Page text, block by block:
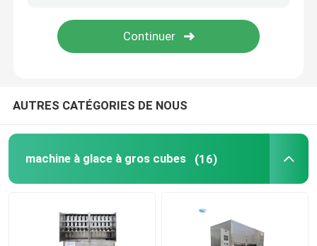
Broyeur de glace industriel
Congélateur de chambre froide
Mélangeur de crème glacée commercial
AUTRES CATÉGORIES DE NOUS
machine à glace à gros cubes (16)